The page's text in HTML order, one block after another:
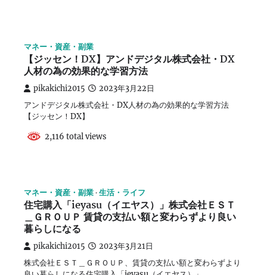
マネー・資産・副業
【ジッセン！DX】アンドデジタル株式会社・DX
人材の為の効果的な学習方法
pikakichi2015 2023年3月22日
アンドデジタル株式会社・DX人材の為の効果的な学習方法
【ジッセン！DX】
2,116 total views
マネー・資産・副業 生活・ライフ
住宅購入「ieyasu（イエヤス）」株式会社ＥＳＴ
＿ＧＲＯＵＰ 賃貸の支払い額と変わらずより良い
暮らしになる
pikakichi2015 2023年3月21日
株式会社ＥＳＴ＿ＧＲＯＵＰ、賃貸の支払い額と変わらずより